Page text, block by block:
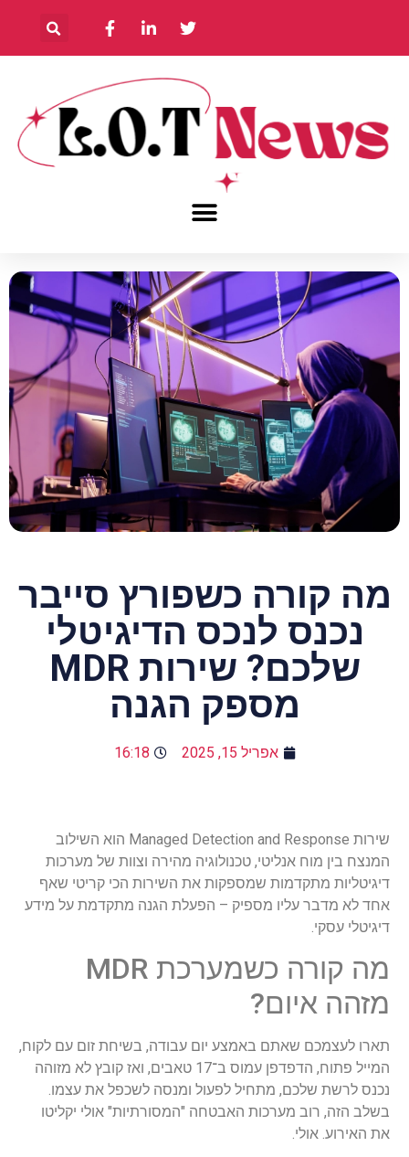
מה קורה כשפורץ סייבר
נכנס לנכס הדיגיטלי
שלכם? שירות MDR
מספק הגנה
אפריל 15, 2025 16:18
שירות Managed Detection and Response הוא השילוב
המנצח בין מוח אנליטי, טכנולוגיה מהירה וצוות של מערכות
דיגיטליות מתקדמות שמספקות את השירות הכי קריטי שאף
אחד לא מדבר עליו מספיק – הפעלת הגנה מתקדמת על מידע
דיגיטלי עסקי.
מה קורה כשמערכת MDR
מזהה איום?
תארו לעצמכם שאתם באמצע יום עבודה, בשיחת זום עם לקוח,
המייל פתוח, הדפדפן עמוס ב־17 טאבים, ואז קובץ לא מזוהה
נכנס לרשת שלכם, מתחיל לפעול ומנסה לשכפל את עצמו.
בשלב הזה, רוב מערכות האבטחה "המסורתיות" אולי יקליטו
את האירוע. אולי.